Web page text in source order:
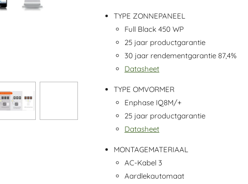
TYPE ZONNEPANEEL
Full Black 450 WP
25 jaar productgarantie
30 jaar rendementgarantie 87,4%
Datasheet
TYPE OMVORMER
Enphase IQ8M/+
25 jaar productgarantie
Datasheet
MONTAGEMATERIAAL
AC-Kabel 3
Aardlekautomaat